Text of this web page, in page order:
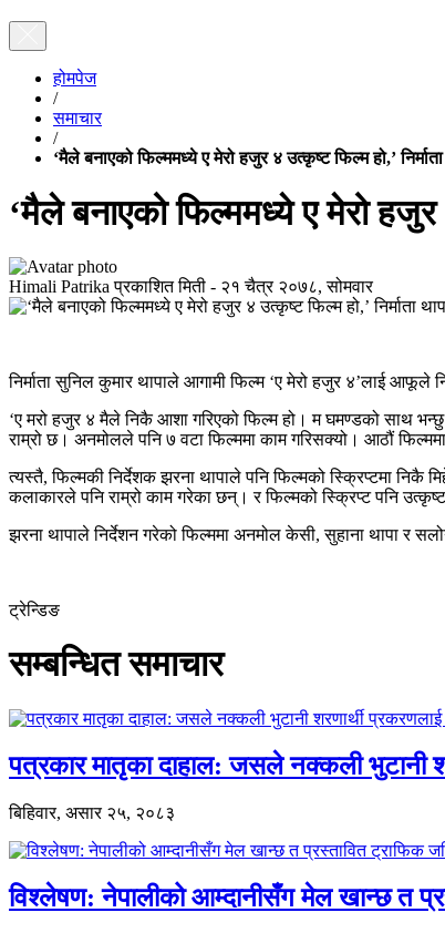
होमपेज
/
समाचार
/
‘मैले बनाएको फिल्ममध्ये ए मेरो हजुर ४ उत्कृष्ट फिल्म हो,’ निर्माता
‘मैले बनाएको फिल्ममध्ये ए मेरो हजुर
Himali Patrika प्रकाशित मिती - २१ चैत्र २०७८, सोमवार
निर्माता सुनिल कुमार थापाले आगामी फिल्म ‘ए मेरो हजुर ४’लाई
‘ए मरो हजुर ४ मैले निकै आशा गरिएको फिल्म हो। म घमण्डको साथ
राम्रो छ। अनमोलले पनि ७ वटा फिल्ममा काम गरिसक्यो। आठौं
त्यस्तै, फिल्मकी निर्देशक झरना थापाले पनि फिल्मको स्क्रिप्टमा निकै
कलाकारले पनि राम्रो काम गरेका छन्। र फिल्मको स्क्रिप्ट पनि
झरना थापाले निर्देशन गरेको फिल्ममा अनमोल केसी, सुहाना थापा र
ट्रेन्डिङ
सम्बन्धित समाचार
पत्रकार मातृका दाहाल: जसले नक्कली भुटानी
बिहिवार, असार २५, २०८३
विश्लेषण: नेपालीको आम्दानीसँग मेल खान्छ त